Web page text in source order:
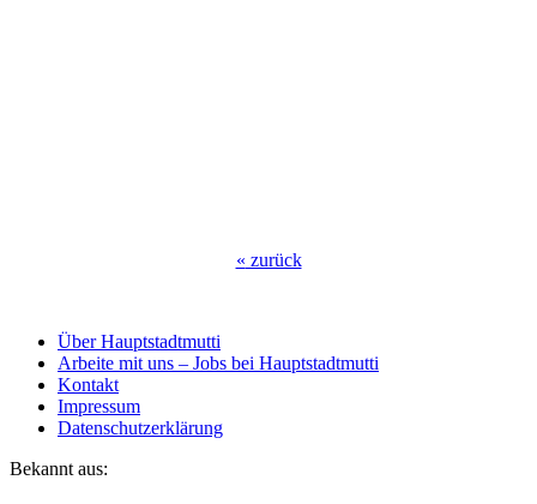
« zurück
Über Hauptstadtmutti
Arbeite mit uns – Jobs bei Hauptstadtmutti
Kontakt
Impressum
Datenschutzerklärung
Bekannt aus: